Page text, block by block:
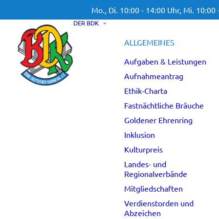
Mo., Di. 10:00 - 14:00 Uhr, Mi. 10:00
DER BDK
ALLGEMEINES
Aufgaben & Leistungen
Aufnahmeantrag
Ethik-Charta
Fastnächtliche Bräuche
Goldener Ehrenring
Inklusion
Kulturpreis
Landes- und
Regionalverbände
Mitgliedschaften
Verdienstorden und
Abzeichen